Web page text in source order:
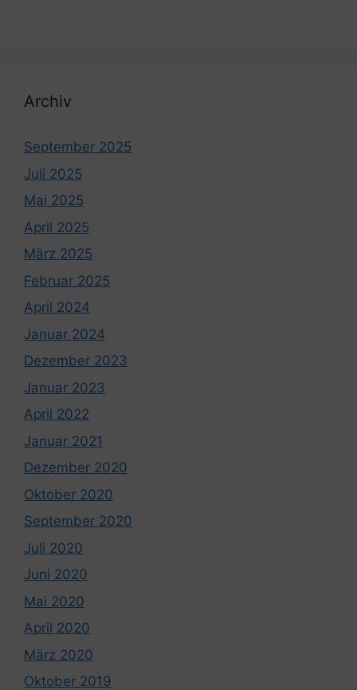
Archiv
September 2025
Juli 2025
Mai 2025
April 2025
März 2025
Februar 2025
April 2024
Januar 2024
Dezember 2023
Januar 2023
April 2022
Januar 2021
Dezember 2020
Oktober 2020
September 2020
Juli 2020
Juni 2020
Mai 2020
April 2020
März 2020
Oktober 2019